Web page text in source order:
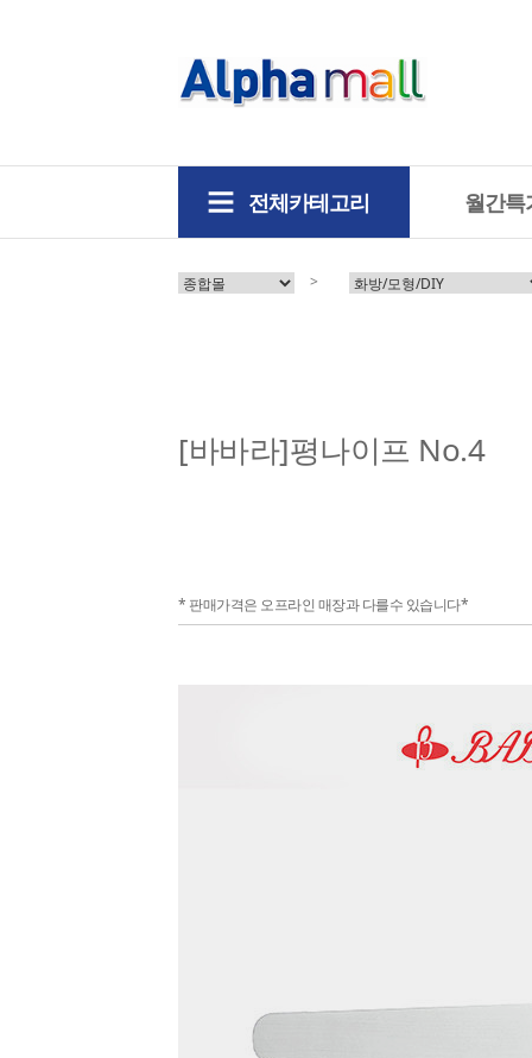
전체카테고리 월간특
>
[바바라]평나이프 No.4
* 판매가격은 오프라인 매장과 다를수 있습니다*